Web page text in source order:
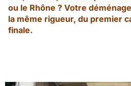
ou le Rhône ? Votre
la même rigueur, du premier
finale.